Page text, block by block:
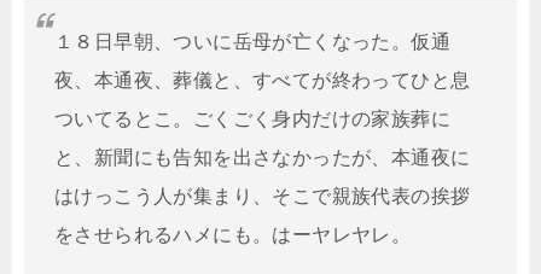
１８日早朝、ついに岳母が亡くなった。仮通
夜、本通夜、葬儀と、すべてが終わってひと息
ついてるとこ。ごくごく身内だけの家族葬に
と、新聞にも告知を出さなかったが、本通夜に
はけっこう人が集まり、そこで親族代表の挨拶
をさせられるハメにも。はーヤレヤレ。